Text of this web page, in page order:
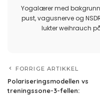
Yogalærer med bakgrunn
pust, vagusnerve og
lukter weihrauch
FORRIGE ARTIKKEL
Polariseringsmodellen vs
treningssone-3-fellen: